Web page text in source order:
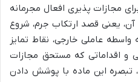
مجازات پذیری افعال مجرمانه
یعنی قصد ارتکاب جرم، شروع
عاملی خارجی، نقاط تمایز
و اقداماتی که مستحق مجازات
تبصره این ماده با پوشش دادن